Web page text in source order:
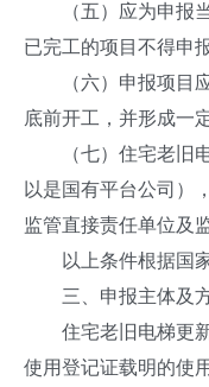
（五）应为申报当
已完工的项目不得申
（六）申报项目应
底前开工，并形成一
（七）住宅老旧电
以是国有平台公司）
监管直接责任单位及
以上条件根据国家
三、申报主体及
住宅老旧电梯更新
使用登记证载明的使